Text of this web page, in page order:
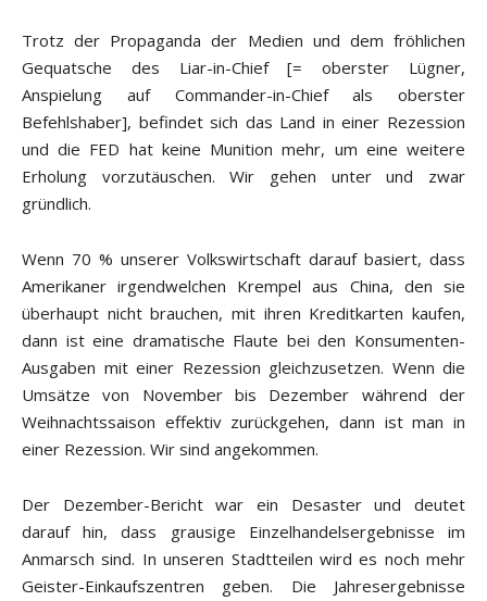
Trotz der Propaganda der Medien und dem fröhlichen
Gequatsche des Liar-in-Chief [= oberster Lügner,
Anspielung auf Commander-in-Chief als oberster
Befehlshaber], befindet sich das Land in einer Rezession
und die FED hat keine Munition mehr, um eine weitere
Erholung vorzutäuschen. Wir gehen unter und zwar
gründlich.
Wenn 70 % unserer Volkswirtschaft darauf basiert, dass
Amerikaner irgendwelchen Krempel aus China, den sie
überhaupt nicht brauchen, mit ihren Kreditkarten kaufen,
dann ist eine dramatische Flaute bei den Konsumenten-
Ausgaben mit einer Rezession gleichzusetzen. Wenn die
Umsätze von November bis Dezember während der
Weihnachtssaison effektiv zurückgehen, dann ist man in
einer Rezession. Wir sind angekommen.
Der Dezember-Bericht war ein Desaster und deutet
darauf hin, dass grausige Einzelhandelsergebnisse im
Anmarsch sind. In unseren Stadtteilen wird es noch mehr
Geister-Einkaufszentren geben. Die Jahresergebnisse